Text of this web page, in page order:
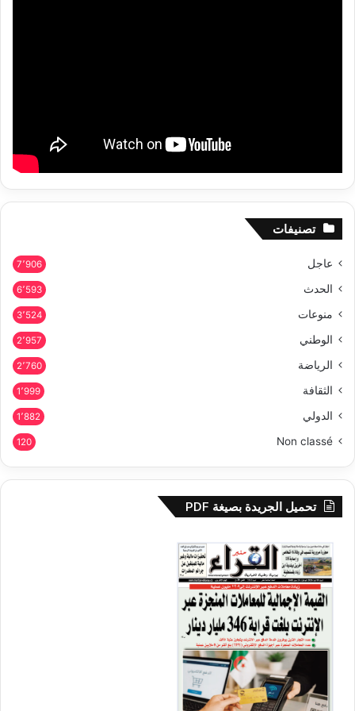
تصنيفات
عاجل 7٬906
الحدث 6٬593
منوعات 3٬524
الوطني 2٬957
الرياضة 2٬760
الثقافة 1٬999
الدولي 1٬882
Non classé
120
تحميل الجريدة بصيغة PDF